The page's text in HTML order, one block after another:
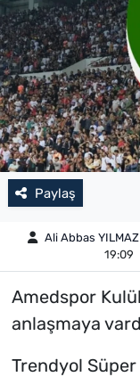
Paylaş
Ali Abbas YILMAZ
19:09
Amedspor
anlaşmaya
Trendyol